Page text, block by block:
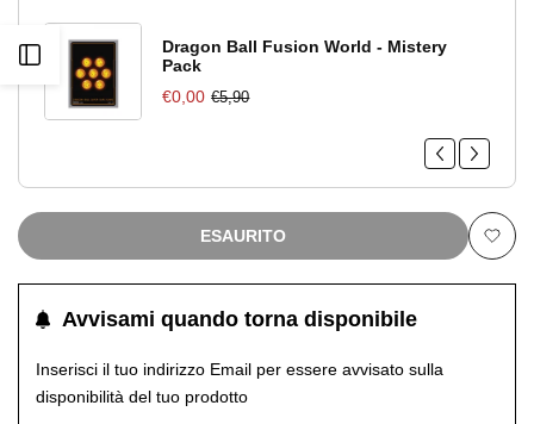
Apri
barra
Dragon Ball Fusion World - Mistery
Pack
€0,00 €5,90
ESAURITO
Avvisami quando torna disponibile
Inserisci il tuo indirizzo Email per essere avvisato sulla
disponibilità del tuo prodotto